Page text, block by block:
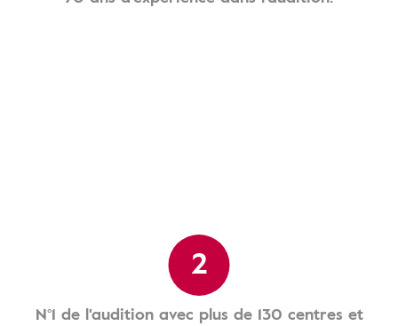
2
N°1 de l'audition avec plus de 130 centres et